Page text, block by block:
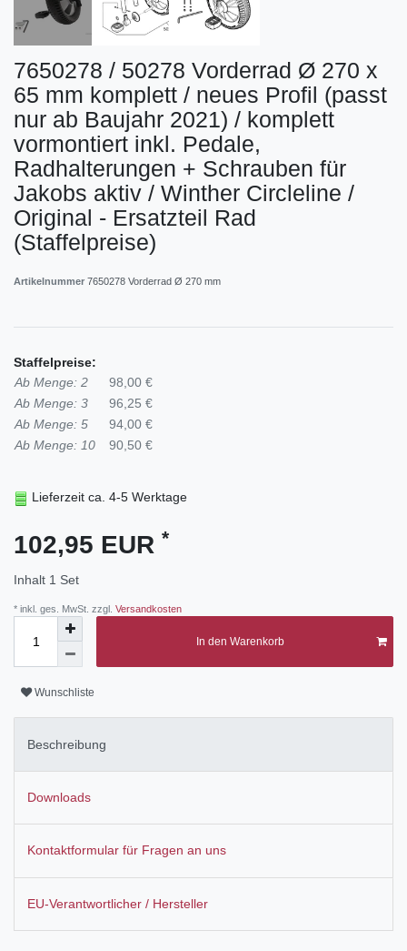
7650278 / 50278 Vorderrad Ø 270 x
65 mm komplett / neues Profil (passt
nur ab Baujahr 2021) / komplett
vormontiert inkl. Pedale,
Radhalterungen + Schrauben für
Jakobs aktiv / Winther Circleline /
Original - Ersatzteil Rad
(Staffelpreise)
Artikelnummer 7650278 Vorderrad Ø 270 mm
Staffelpreise:
Ab Menge: 2
98,00 €
Ab Menge: 3
96,25 €
Ab Menge: 5
94,00 €
Ab Menge: 10
90,50 €
Lieferzeit ca. 4-5 Werktage
102,95 EUR *
Inhalt 1 Set
* inkl. ges. MwSt. zzgl. Versandkosten
In den Warenkorb
Wunschliste
Beschreibung
Downloads
Kontaktformular für Fragen an uns
EU-Verantwortlicher / Hersteller